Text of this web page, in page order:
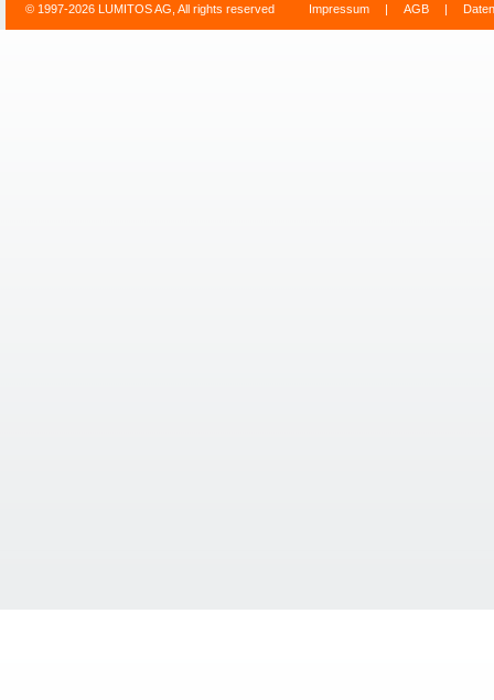
© 1997-2026 LUMITOS AG, All rights reserved Impressum | AGB |